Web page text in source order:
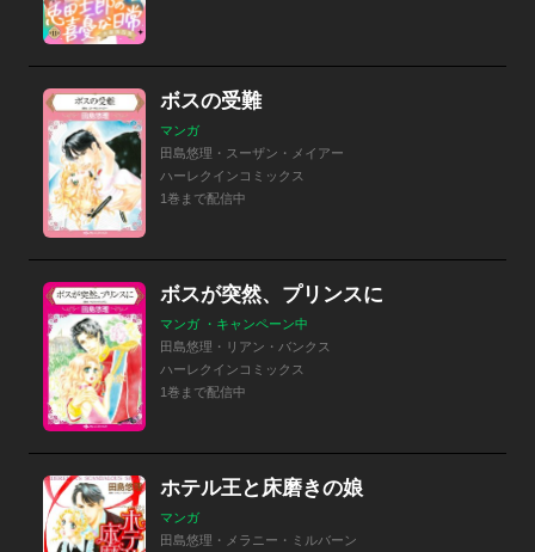
ボスの受難
マンガ
田島悠理・スーザン・メイアー
ハーレクインコミックス
1巻まで配信中
ボスが突然、プリンスに
マンガ ・キャンペーン中
田島悠理・リアン・バンクス
ハーレクインコミックス
1巻まで配信中
ホテル王と床磨きの娘
マンガ
田島悠理・メラニー・ミルバーン